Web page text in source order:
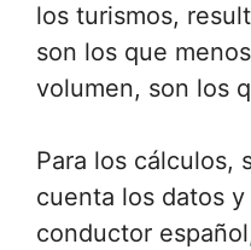
los turismos,
son los que
volumen, son los
Para los cálculos,
cuenta los datos
conductor